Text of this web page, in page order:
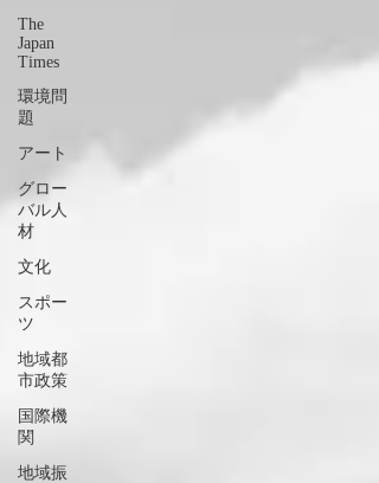
The
Japan
Times
環境問
題
アート
グロー
バル人
材
文化
スポー
ツ
地域都
市政策
国際機
関
地域振